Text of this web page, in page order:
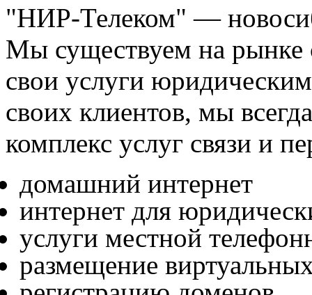
"НИР-Телеком" —
Мы существуем на рынке
свои услуги
своих клиентов, мы
комплекс услуг связи и
домашний интернет
интернет для
услуги местной
размещение